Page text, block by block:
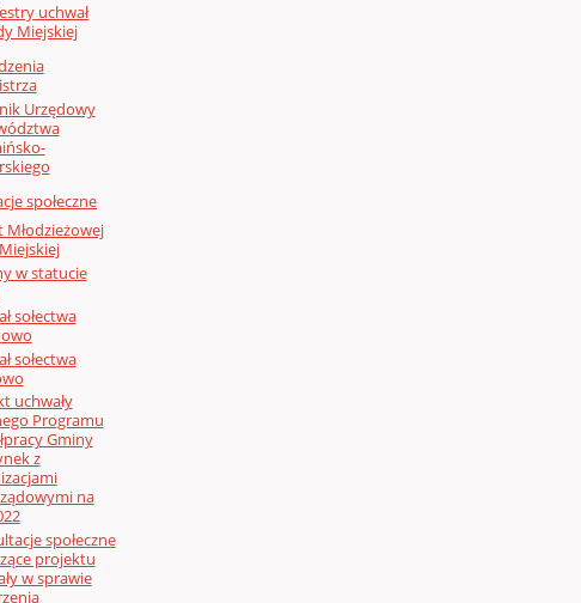
uchwał
Miejskiej
Urzędowy
społeczne
Młodzieżowej
w statucie
sołectwa
sołectwa
uchwały
Programu
Gminy
z
na
społeczne
projektu
w sprawie